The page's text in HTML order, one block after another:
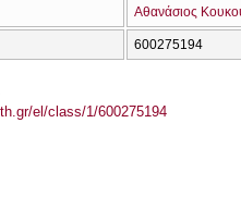
Αθανάσιος
600275194
el/class/1/600275194